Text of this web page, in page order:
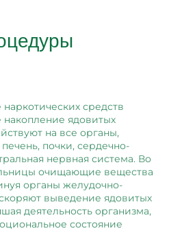
средств
накопление ядовитых
на все органы,
почки, сердечно-
нервная система. Во
очищающие вещества
органы желудочно-
выведение ядовитых
деятельность организма,
состояние